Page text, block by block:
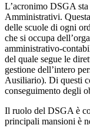
L’acronimo DSGA
Amministrativi.
delle scuole di ogni
che si occupa
amministrativo-
del quale segue le
gestione dell’intero
Ausiliario). Di questi
conseguimento degli
Il ruolo del DSGA è
principali mansioni è